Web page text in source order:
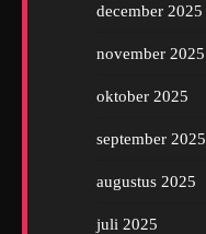
december 2025
november 2025
oktober 2025
september 2025
augustus 2025
juli 2025